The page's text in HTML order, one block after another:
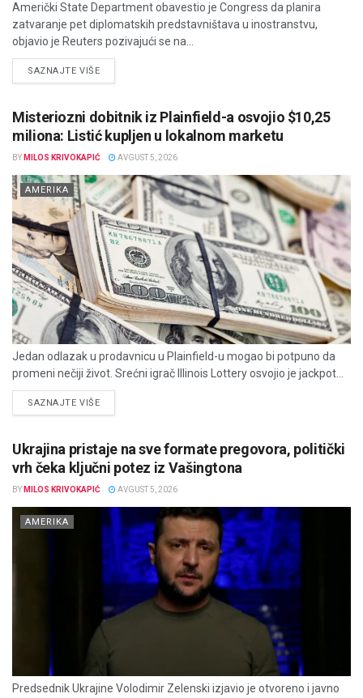
Američki State Department obavestio je Congress da planira
zatvaranje pet diplomatskih predstavništava u inostranstvu,
objavio je Reuters pozivajući se na...
SAZNAJTE VIŠEDETAILS
Misteriozni dobitnik iz Plainfield-a osvojio $10,25
miliona: Listić kupljen u lokalnom marketu
BY MILOS KRIVOKAPIĆ AVGUST 5, 2026
AMERIKA
Jedan odlazak u prodavnicu u Plainfield-u mogao bi potpuno da
promeni nečiji život. Srećni igrač Illinois Lottery osvojio je jackpot...
SAZNAJTE VIŠEDETAILS
Ukrajina pristaje na sve formate pregovora, politički
vrh čeka ključni potez iz Vašingtona
BY MILOS KRIVOKAPIĆ AVGUST 5, 2026
AMERIKA
Predsednik Ukrajine Volodimir Zelenski izjavio je otvoreno i javno